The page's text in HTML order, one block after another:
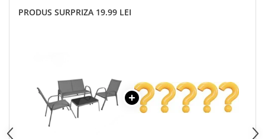
PRODUS SURPRIZA 19.99 LEI